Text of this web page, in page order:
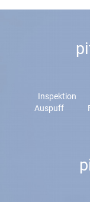
Inspektion
Auspuff